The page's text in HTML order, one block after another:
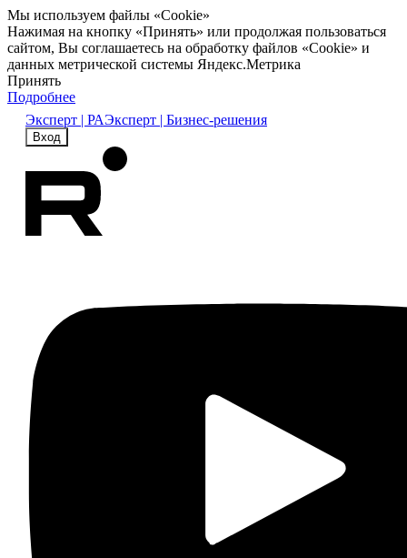
Мы используем файлы «Cookie»
Нажимая на кнопку «Принять» или продолжая пользоваться
сайтом, Вы соглашаетесь на обработку файлов «Cookie» и
данных метрической системы Яндекс.Метрика
Принять
Подробнее
Эксперт | РАЭксперт | Бизнес-решения
Вход